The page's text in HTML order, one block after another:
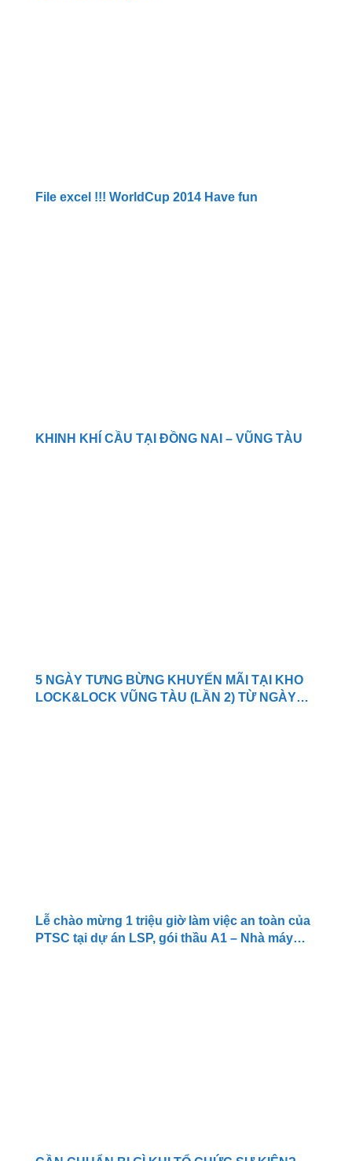
File excel !!! WorldCup 2014 Have fun
KHINH KHÍ CẦU TẠI ĐỒNG NAI – VŨNG TÀU
5 NGÀY TƯNG BỪNG KHUYẾN MÃI TẠI KHO
LOCK&LOCK VŨNG TÀU (LẦN 2) TỪ NGÀY
Lễ chào mừng 1 triệu giờ làm việc an toàn của
PTSC tại dự án LSP, gói thầu A1 – Nhà máy